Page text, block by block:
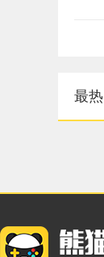
最热